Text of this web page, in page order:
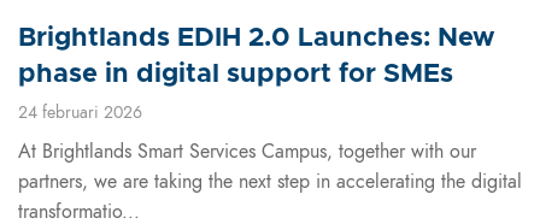
Brightlands EDIH 2.0 Launches: New
phase in digital support for SMEs
24 februari 2026
At Brightlands Smart Services Campus, together with our
partners, we are taking the next step in accelerating the digital
transformatio...